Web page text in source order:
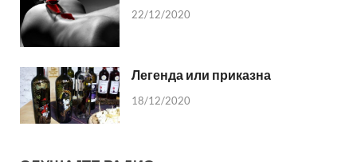
22/12/2020
Легенда или приказна
18/12/2020